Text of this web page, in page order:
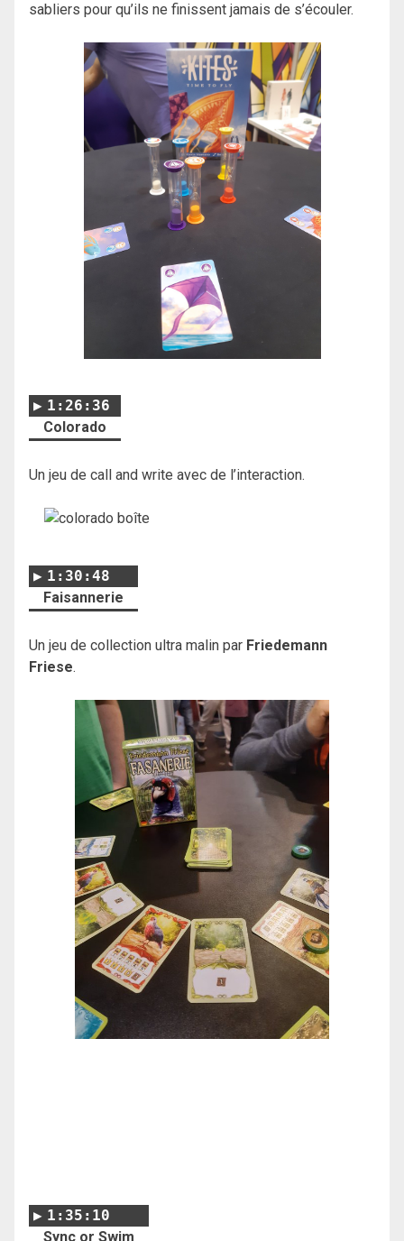
sabliers pour qu’ils ne finissent jamais de s’écouler.
1:26:36
Colorado
Un jeu de call and write avec de l’interaction.
1:30:48
Faisannerie
Un jeu de collection ultra malin par Friedemann
Friese.
1:35:10
Sync or Swim